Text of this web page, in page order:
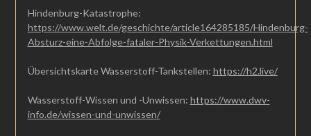
Hindenburg-Katastrophe:
https://www.welt.de/geschichte/article164285185/Hindenburg-
Absturz-eine-Abfolge-fataler-Physik-Verkettungen.html
Übersichtskarte Wasserstoff-Tankstellen: https://h2.live/
Wasserstoff-Wissen und -Unwissen: https://www.dwv-
info.de/wissen-und-unwissen/